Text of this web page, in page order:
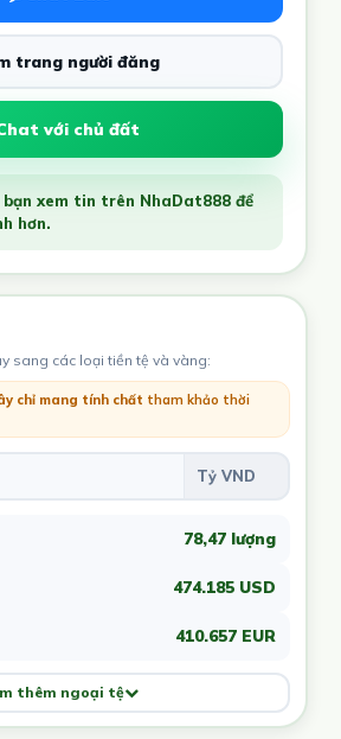
trang người đăng
với chủ đất
bạn xem tin trên NhaDat888 để
hơn.
sang các loại tiền tệ và vàng:
chỉ mang tính chất tham khảo thời
78,47 lượng
474.185 USD
410.657 EUR
thêm ngoại tệ